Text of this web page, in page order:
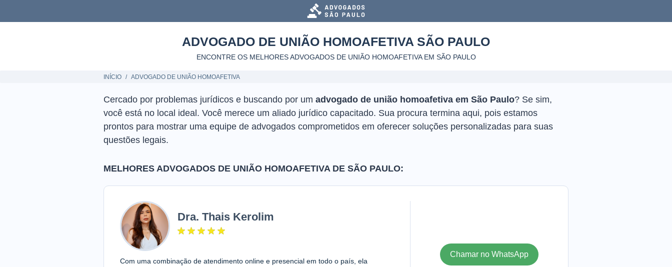
ADVOGADO DE UNIÃO HOMOAFETIVA SÃO PAULO
ENCONTRE OS MELHORES ADVOGADOS DE UNIÃO HOMOAFETIVA EM SÃO PAULO
INÍCIO ADVOGADO DE UNIÃO HOMOAFETIVA
Cercado por problemas jurídicos e buscando por um advogado de união homoafetiva em São Paulo? Se sim,
você está no local ideal. Você merece um aliado jurídico capacitado. Sua procura termina aqui, pois estamos
prontos para mostrar uma equipe de advogados comprometidos em oferecer soluções personalizadas para suas
questões legais.
MELHORES ADVOGADOS DE UNIÃO HOMOAFETIVA DE SÃO PAULO:
Dra. Thais Kerolim
Com uma combinação de atendimento online e presencial em todo o país, ela
Chamar no WhatsApp